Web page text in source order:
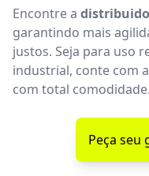
Encontre a
garantindo mais
justos. Seja para uso
industrial, conte com
com total comodidade.
Peça seu